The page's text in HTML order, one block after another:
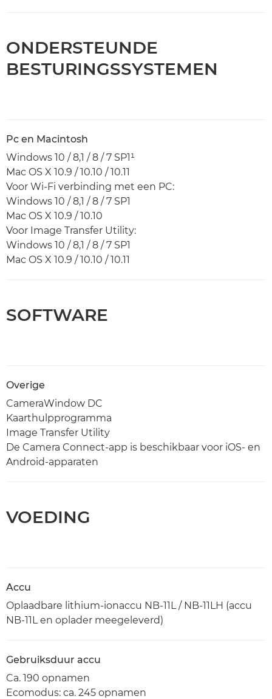
ONDERSTEUNDE
BESTURINGSSYSTEMEN
Pc en Macintosh
Windows 10 / 8,1 / 8 / 7 SP1¹
Mac OS X 10.9 / 10.10 / 10.11
Voor Wi-Fi verbinding met een PC:
Windows 10 / 8,1 / 8 / 7 SP1
Mac OS X 10.9 / 10.10
Voor Image Transfer Utility:
Windows 10 / 8,1 / 8 / 7 SP1
Mac OS X 10.9 / 10.10 / 10.11
SOFTWARE
Overige
CameraWindow DC
Kaarthulpprogramma
Image Transfer Utility
De Camera Connect-app is beschikbaar voor iOS- en
Android-apparaten
VOEDING
Accu
Oplaadbare lithium-ionaccu NB-11L / NB-11LH (accu
NB-11L en oplader meegeleverd)
Gebruiksduur accu
Ca. 190 opnamen
Ecomodus: ca. 245 opnamen